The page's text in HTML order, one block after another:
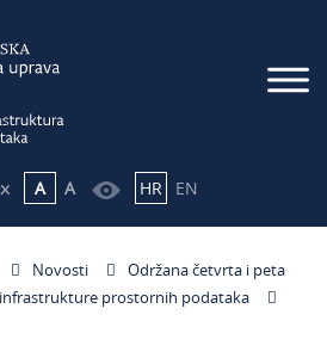
A A HR EN
Novosti
Održana četvrta i peta
prostornih podataka